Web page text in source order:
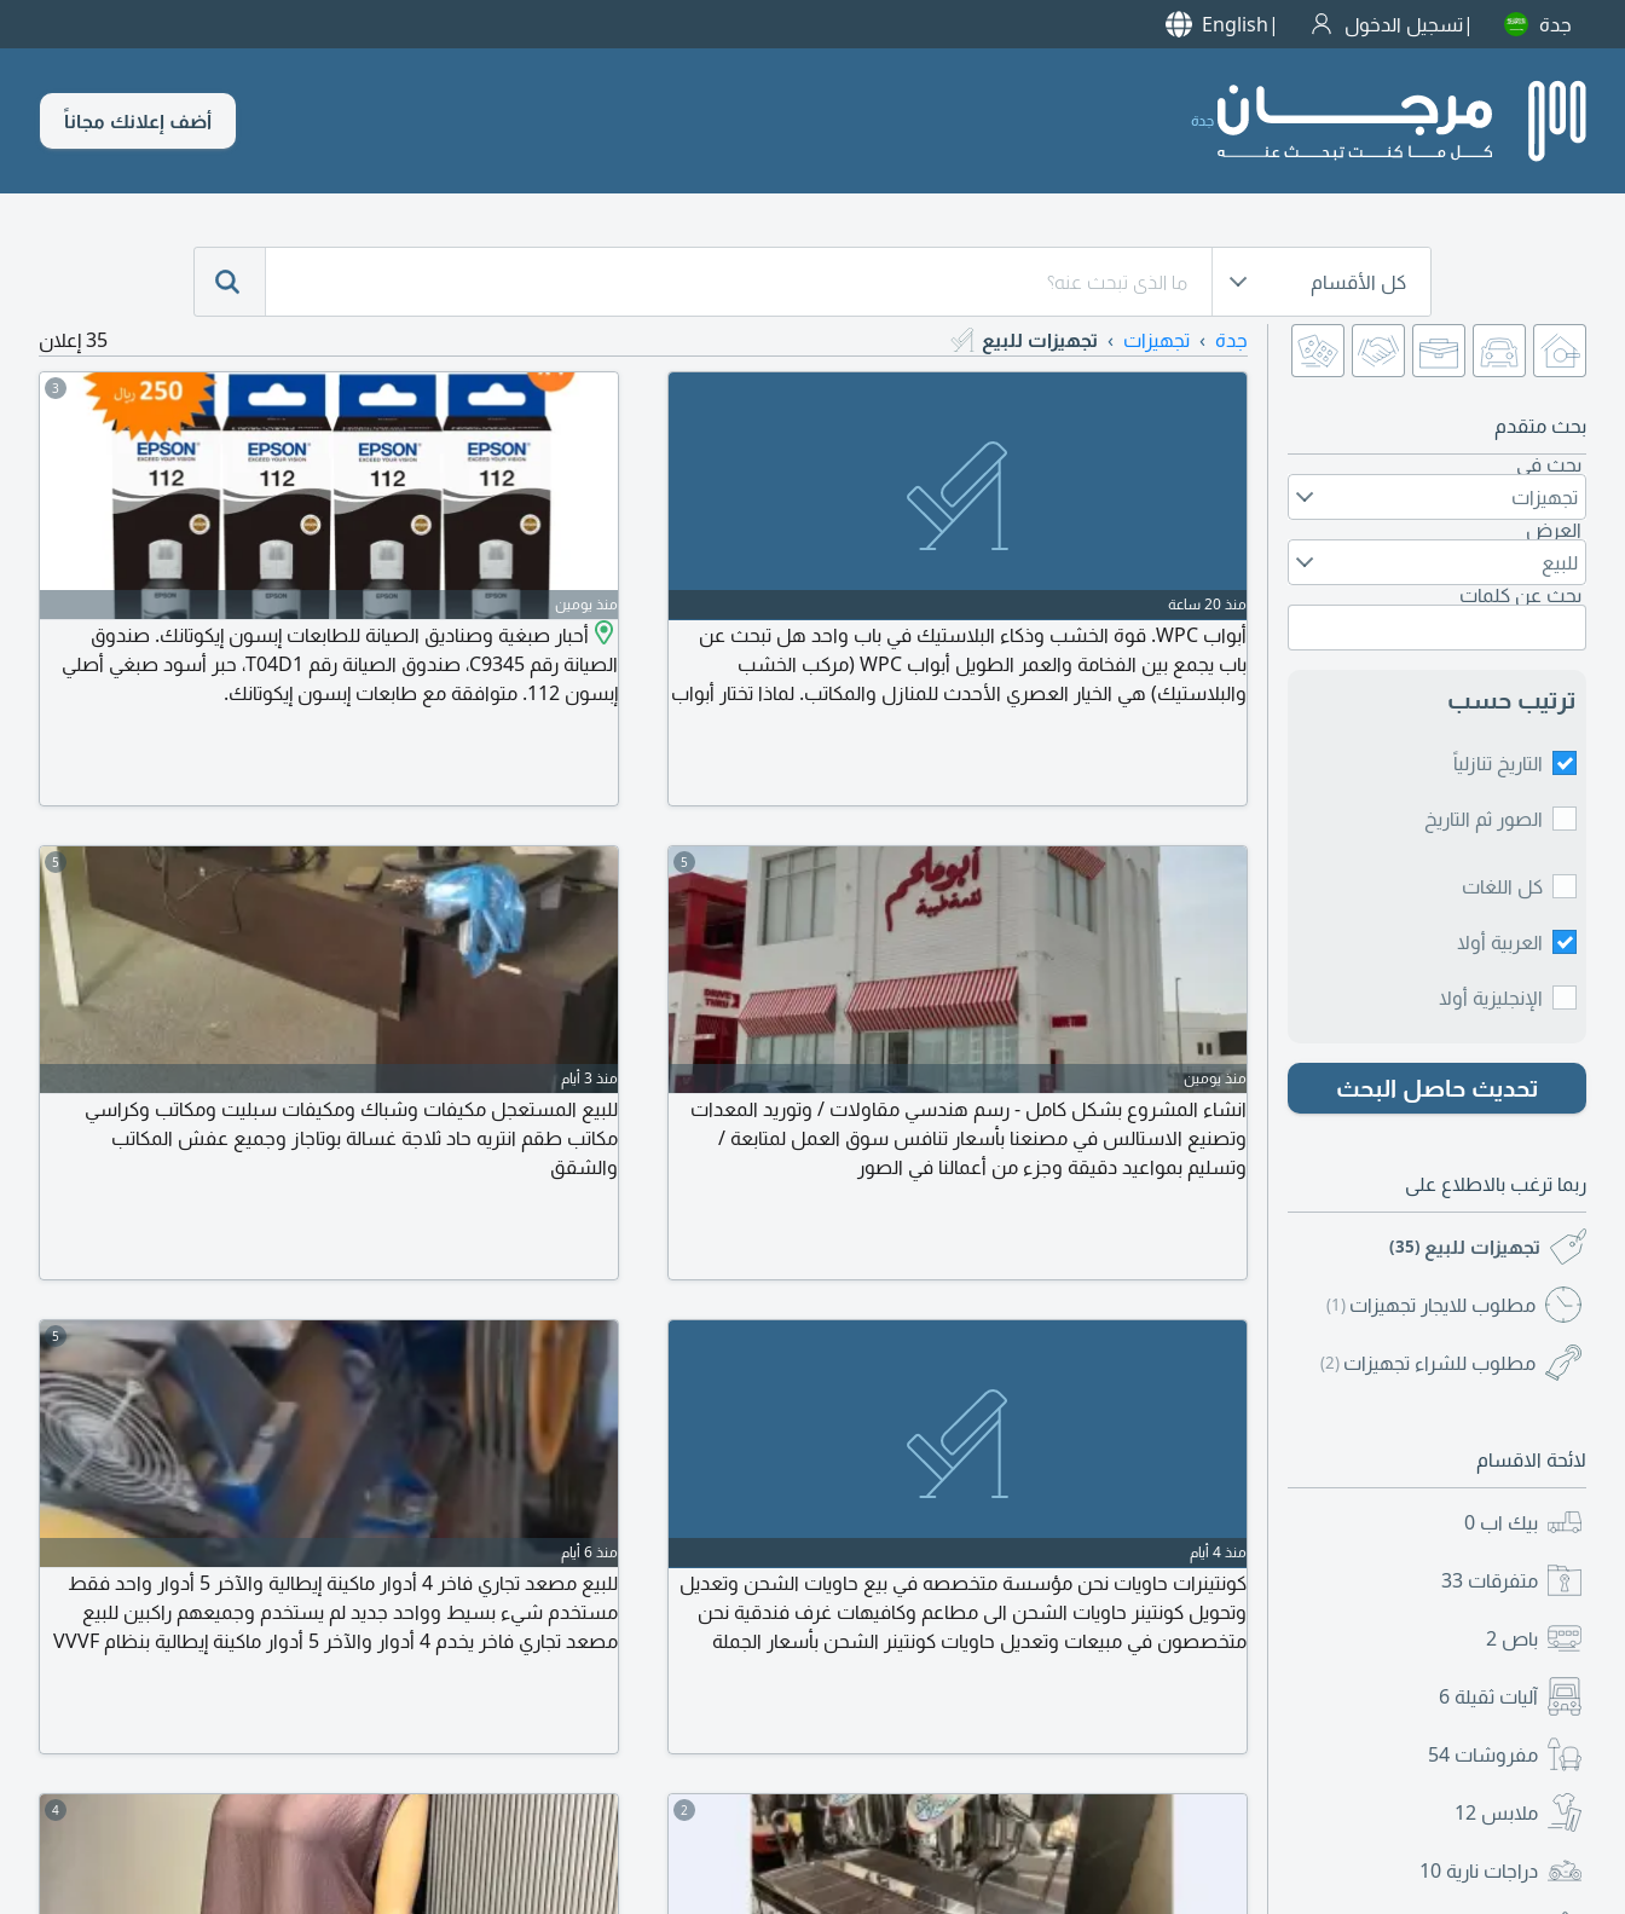
جدة تسجيل الدخول English
جدة أضف إعلانك مجاناً
كل الأقسام
بحث متقدم
بحث في
تجهيزات
العرض
للبيع
بحث عن كلمات
ترتيب حسب
التاريخ تنازلياً
الصور ثم التاريخ
كل اللغات
العربية أولا
الإنجليزية أولا
تحديث حاصل البحث
ربما ترغب بالاطلاع على
تجهيزات للبيع (35)
مطلوب للايجار تجهيزات (1)
مطلوب للشراء تجهيزات (2)
لائحة الاقسام
بيك اب 0
متفرقات 33
باص 2
آليات ثقيلة 6
مفروشات 54
ملابس 12
دراجات نارية 10
جدة تجهيزات تجهيزات للبيع 35 إعلان
منذ 20 ساعة
أبواب WPC. قوة الخشب وذكاء البلاستيك في باب واحد هل تبحث عن
باب يجمع بين الفخامة والعمر الطويل أبواب WPC (مركب الخشب
والبلاستيك) هي الخيار العصري الأحدث للمنازل والمكاتب. لماذا تختار أبواب
3
منذ يومين
أحبار صبغية وصناديق الصيانة للطابعات إبسون إيكوتانك. صندوق
الصيانة رقم C9345، صندوق الصيانة رقم T04D1، حبر أسود صبغي أصلي
إبسون 112. متوافقة مع طابعات إبسون إيكوتانك.
5
منذ يومين
انشاء المشروع بشكل كامل - رسم هندسي مقاولات / وتوريد المعدات
وتصنيع الاستالس في مصنعنا بأسعار تنافس سوق العمل لمتابعة /
وتسليم بمواعيد دقيقة وجزء من أعمالنا في الصور
5
منذ 3 أيام
للبيع المستعجل مكيفات وشباك ومكيفات سبليت ومكاتب وكراسي
مكاتب طقم انتريه حاد ثلاجة غسالة بوتاجاز وجميع عفش المكاتب
والشقق
منذ 4 أيام
كونتينرات حاويات نحن مؤسسة متخصصه في بيع حاويات الشحن وتعديل
وتحويل كونتينر حاويات الشحن الى مطاعم وكافيهات غرف فندقية نحن
متخصصون في مبيعات وتعديل حاويات كونتينر الشحن بأسعار الجملة
5
منذ 6 أيام
للبيع مصعد تجاري فاخر 4 أدوار ماكينة إيطالية والآخر 5 أدوار واحد فقط
مستخدم شيء بسيط وواحد جديد لم يستخدم وجميعهم راكبين للبيع
مصعد تجاري فاخر يخدم 4 أدوار والآخر 5 أدوار ماكينة إيطالية بنظام VVVF
2
4